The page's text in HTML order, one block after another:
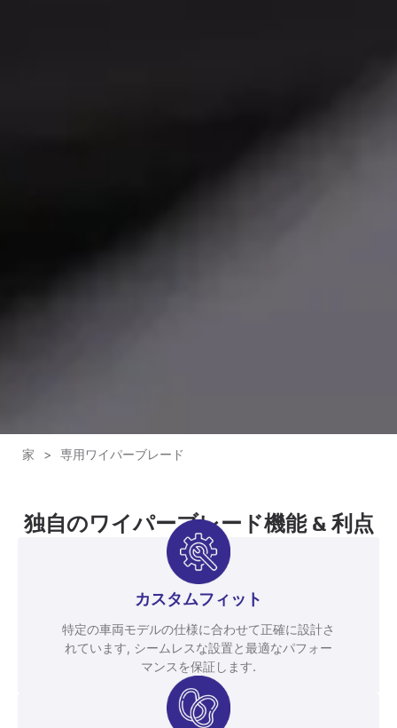
家 > 専用ワイパーブレード
独自のワイパーブレード機能 & 利点
カスタムフィット
特定の車両モデルの仕様に合わせて正確に設計さ
れています, シームレスな設置と最適なパフォー
マンスを保証します.